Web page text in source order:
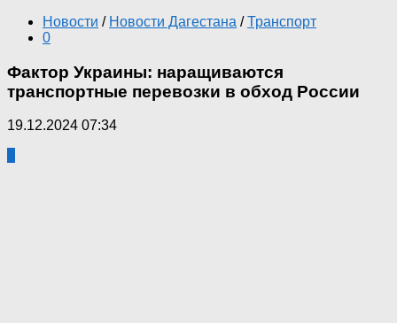
Новости / Новости Дагестана / Транспорт
0
Фактор Украины: наращиваются
транспортные перевозки в обход России
19.12.2024 07:34